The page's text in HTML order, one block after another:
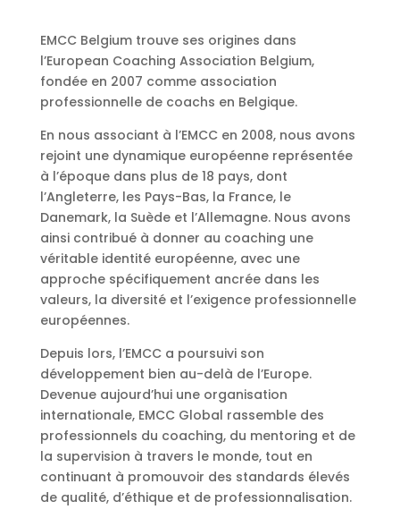
EMCC Belgium trouve ses origines dans
l’European Coaching Association Belgium,
fondée en 2007 comme association
professionnelle de coachs en Belgique.
En nous associant à l’EMCC en 2008, nous avons
rejoint une dynamique européenne représentée
à l’époque dans plus de 18 pays, dont
l’Angleterre, les Pays-Bas, la France, le
Danemark, la Suède et l’Allemagne. Nous avons
ainsi contribué à donner au coaching une
véritable identité européenne, avec une
approche spécifiquement ancrée dans les
valeurs, la diversité et l’exigence professionnelle
européennes.
Depuis lors, l’EMCC a poursuivi son
développement bien au-delà de l’Europe.
Devenue aujourd’hui une organisation
internationale, EMCC Global rassemble des
professionnels du coaching, du mentoring et de
la supervision à travers le monde, tout en
continuant à promouvoir des standards élevés
de qualité, d’éthique et de professionnalisation.